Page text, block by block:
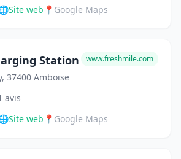
Site web 📍 Google Maps
Station
37400 Amboise
www.freshmile.com
avis
Site web 📍 Google Maps